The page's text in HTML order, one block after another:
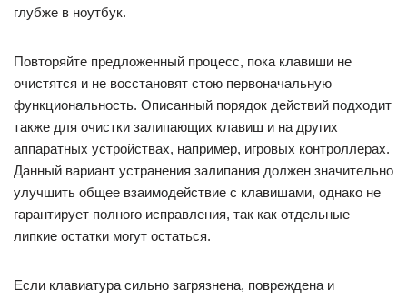
глубже в ноутбук.
Повторяйте предложенный процесс, пока клавиши не
очистятся и не восстановят стою первоначальную
функциональность. Описанный порядок действий подходит
также для очистки залипающих клавиш и на других
аппаратных устройствах, например, игровых контроллерах.
Данный вариант устранения залипания должен значительно
улучшить общее взаимодействие с клавишами, однако не
гарантирует полного исправления, так как отдельные
липкие остатки могут остаться.
Если клавиатура сильно загрязнена, повреждена и